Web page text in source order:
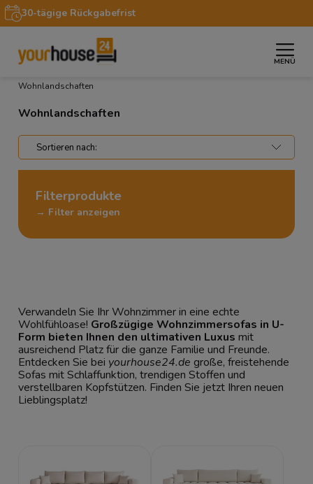
30-tägige Rückgabefrist
MENÜ
Startseite » Möbel
Wohnlandschaften
Wohnlandschaften
Filterprodukte
→ Filter anzeigen
Verwandeln Sie Ihr Wohnzimmer in eine echte
Wohlfühloase! Großzügige Wohnzimmersofas in U-
Form bieten Ihnen den ultimativen Luxus mit
ausreichend Platz für die ganze Familie und Freunde.
Entdecken Sie bei yourhouse24.de große, freistehende
Sofas mit Schlaffunktion, trendigen Stoffen und
verstellbaren Kopfstützen. Finden Sie jetzt Ihren neuen
Lieblingsplatz!